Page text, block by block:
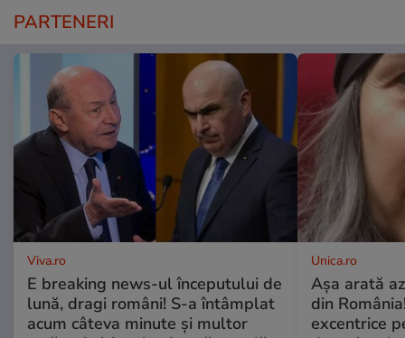
PARTENERI
Viva.ro
E breaking news-ul începutului de
lună, dragi români! S-a întâmplat
acum câteva minute și multor
Unica.ro
Așa arată
din
excentrice